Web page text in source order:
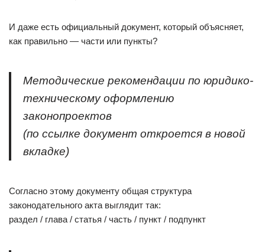
И даже есть официальный документ, который объясняет,
как правильно — части или пункты?
Методические рекомендации по юридико-
техническому оформлению
законопроектов
(по ссылке документ откроется в новой
вкладке)
Согласно этому документу общая структура
законодательного акта выглядит так:
раздел / глава / статья / часть / пункт / подпункт